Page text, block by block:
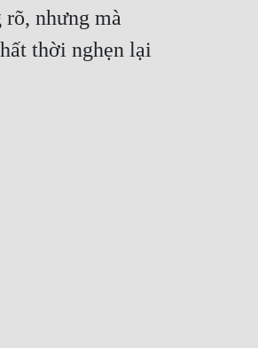
nhưng mà
thời nghẹn lại